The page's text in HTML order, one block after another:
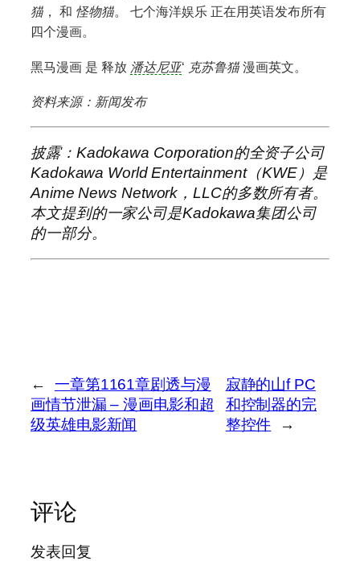
猫 ， 和 怪物猫。 七个海洋娱乐 正在用英语发布所有
四个漫画。
黑马漫画 是 释放 潘达尼亚‘ 克苏鲁猫 漫画英文。
资料来源：新闻发布
披露：Kadokawa Corporation的全资子公司
Kadokawa World Entertainment（KWE）是
Anime News Network，LLC的多数所有者。
本文提到的一家公司是Kadokawa集团公司
的一部分。
←
一章第1161章剧透与漫
画情节泄漏 – 漫画电影和超
级英雄电影新闻
寂静的山f PC
和控制器的完
整控件
→
评论
发表回复